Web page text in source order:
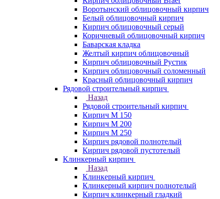
Воротынский облицовочный кирпич
Белый облицовочный кирпич
Кирпич облицовочный серый
Коричневый облицовочный кирпич
Баварская кладка
Желтый кирпич облицовочный
Кирпич облицовочный Рустик
Кирпич облицовочный соломенный
Красный облицовочный кирпич
Рядовой строительный кирпич
Назад
Рядовой строительный кирпич
Кирпич М 150
Кирпич М 200
Кирпич М 250
Кирпич рядовой полнотелый
Кирпич рядовой пустотелый
Клинкерный кирпич
Назад
Клинкерный кирпич
Клинкерный кирпич полнотелый
Кирпич клинкерный гладкий